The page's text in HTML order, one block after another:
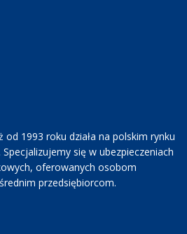
od 1993 roku działa na polskim rynku
się w ubezpieczeniach
oferowanych osobom
przedsiębiorcom.